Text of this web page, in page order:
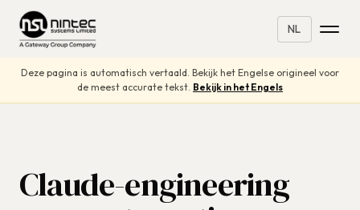
NL
Deze pagina is automatisch vertaald. Bekijk het Engelse origineel voor
de meest accurate tekst. Bekijk in het Engels
Claude-engineering